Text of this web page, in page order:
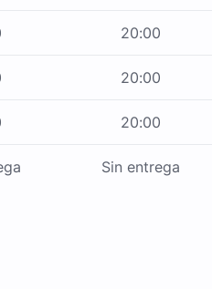
20:00
20:00
20:00
Sin entrega